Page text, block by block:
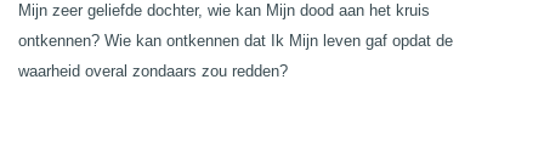
Mijn zeer geliefde dochter, wie kan Mijn dood aan het kruis
ontkennen? Wie kan ontkennen dat Ik Mijn leven gaf opdat de
waarheid overal zondaars zou redden?